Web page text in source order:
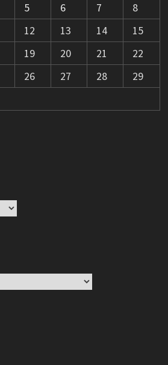
5 6 7
8
12 13 14
15
19 20 21
22
26 27 28
29